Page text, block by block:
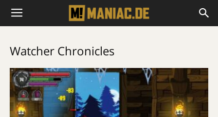
Watcher Chronicles